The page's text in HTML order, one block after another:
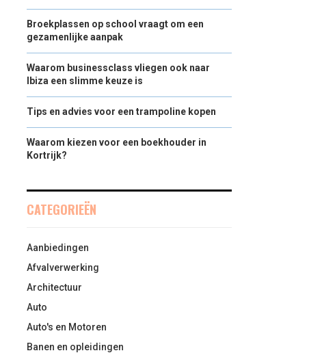
Broekplassen op school vraagt om een
gezamenlijke aanpak
Waarom businessclass vliegen ook naar
Ibiza een slimme keuze is
Tips en advies voor een trampoline kopen
Waarom kiezen voor een boekhouder in
Kortrijk?
CATEGORIEËN
Aanbiedingen
Afvalverwerking
Architectuur
Auto
Auto's en Motoren
Banen en opleidingen